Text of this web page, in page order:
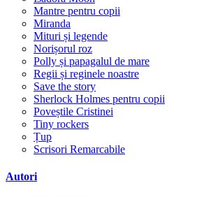
Mantre pentru copii
Miranda
Mituri și legende
Norișorul roz
Polly și papagalul de mare
Regii și reginele noastre
Save the story
Sherlock Holmes pentru copii
Poveștile Cristinei
Tiny rockers
Țup
Scrisori Remarcabile
Autori